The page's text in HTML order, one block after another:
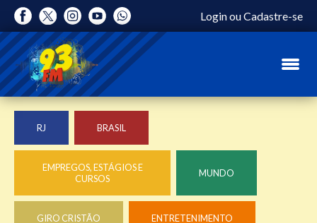
LoginouCadastre-se
RJ BRASIL
EMPREGOS, ESTÁGIOS E
CURSOS
MUNDO
GIRO CRISTÃO ENTRETENIMENTO